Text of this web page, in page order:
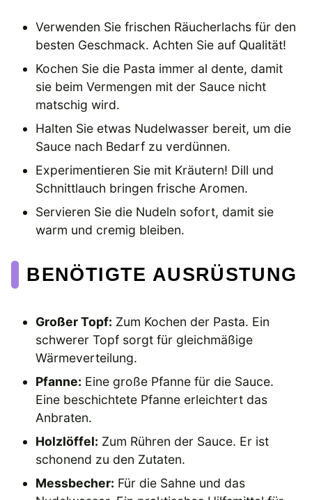
Verwenden Sie frischen Räucherlachs für den
besten Geschmack. Achten Sie auf Qualität!
Kochen Sie die Pasta immer al dente, damit
sie beim Vermengen mit der Sauce nicht
matschig wird.
Halten Sie etwas Nudelwasser bereit, um die
Sauce nach Bedarf zu verdünnen.
Experimentieren Sie mit Kräutern! Dill und
Schnittlauch bringen frische Aromen.
Servieren Sie die Nudeln sofort, damit sie
warm und cremig bleiben.
BENÖTIGTE AUSRÜSTUNG
Großer Topf: Zum Kochen der Pasta. Ein
schwerer Topf sorgt für gleichmäßige
Wärmeverteilung.
Pfanne: Eine große Pfanne für die Sauce.
Eine beschichtete Pfanne erleichtert das
Anbraten.
Holzlöffel: Zum Rühren der Sauce. Er ist
schonend zu den Zutaten.
Messbecher: Für die Sahne und das